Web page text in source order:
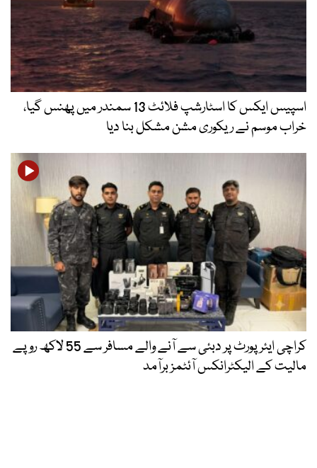
اسپیس ایکس کا اسٹارشپ فلائٹ 13 سمندر میں پھنس گیا،
خراب موسم نے ریکوری مشن مشکل بنا دیا
کراچی ایئرپورٹ پر دبئی سے آنے والے مسافر سے 55 لاکھ روپے
مالیت کے الیکٹرانکس آئٹمز برآمد